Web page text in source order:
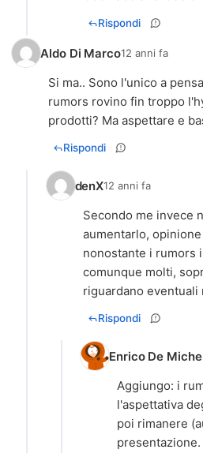
Rispondi
Aldo Di Marco12 anni fa
Si ma.. Sono l'unico a
rumors rovino fin troppo
prodotti? Ma aspettare e
Rispondi
denX12 anni fa
Secondo me invece
aumentarlo,
nonostante i rumors
comunque molti,
riguardano
Rispondi
Enrico De
Aggiungo: i
l'aspettativa
poi rimanere